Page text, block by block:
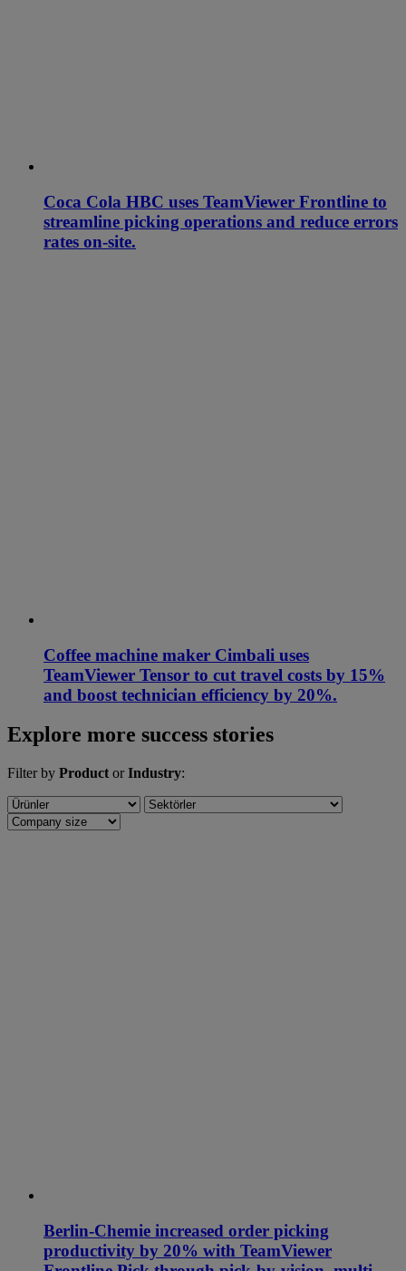
Coca Cola HBC uses TeamViewer Frontline to
streamline picking operations and reduce errors
rates on-site.
Coffee machine maker Cimbali uses
TeamViewer Tensor to cut travel costs by 15%
and boost technician efficiency by 20%.
Explore more success stories
Filter by Product orIndustry:
Berlin-Chemie increased order picking
productivity by 20% with TeamViewer